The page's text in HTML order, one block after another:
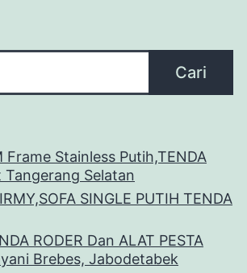
Cari
Frame Stainless Putih,TENDA
Tangerang Selatan
SINGLE PUTIH TENDA
RODER Dan ALAT PESTA
Brebes, Jabodetabek